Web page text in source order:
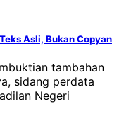
Asli, Bukan Copyan
tambahan
sidang perdata
Negeri